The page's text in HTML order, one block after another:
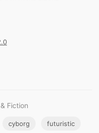
Fiction
cyborg futuristic